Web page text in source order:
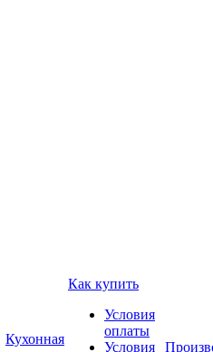
Кухонная
Как купить
Условия
оплаты
Условия